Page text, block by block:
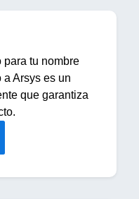
para tu nombre
Arsys es un
que garantiza